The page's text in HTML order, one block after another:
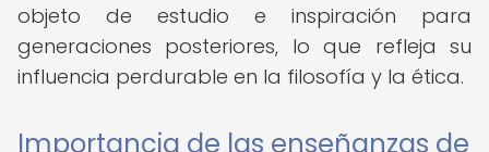
objeto de estudio e inspiración para
generaciones posteriores, lo que refleja su
influencia perdurable en la filosofía y la ética.
Importancia de las enseñanzas de